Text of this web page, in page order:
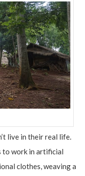
live in their real life.
to work in artificial
clothes, weaving a